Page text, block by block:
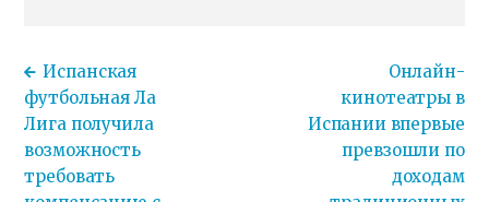
Испанская
футбольная Ла
Лига получила
возможность
требовать
Онлайн-
кинотеатры в
Испании впервые
превзошли по
доходам